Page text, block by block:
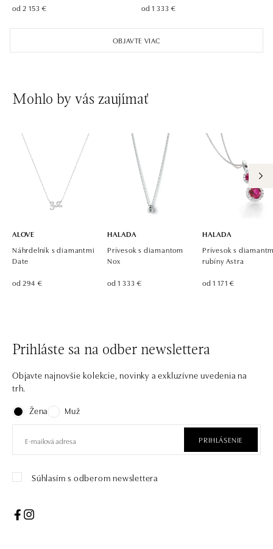
OBJAVTE VIAC
od 2 153 € od 1 333 €
Mohlo by vás zaujímať
ALOVE
Náhrdelník s diamantmi
Date
od 294 €
HALADA
Prívesok s diamantom
Nox
od 1 333 €
HALADA
Prívesok s
rubíny Astra
od 1 171 €
Prihláste sa na odber newslettera
Objavte najnovšie kolekcie, novinky a exkluzívne uvedenia na
trh.
Žena
Muž
PRIHLÁSENIE
Súhlasím s odberom newslettera